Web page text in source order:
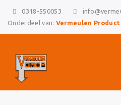
0318-550053
Onderdeel van: Vermeulen Product